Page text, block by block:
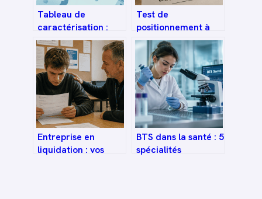
Tableau de
caractérisation :
méthodes, exemples
et guide complet
Test de
positionnement à
l’entrée en
formation : simple
formalité ou levier
de performance
pédagogique ?
Entreprise en
liquidation : vos
BTS dans la santé : 5
spécialités